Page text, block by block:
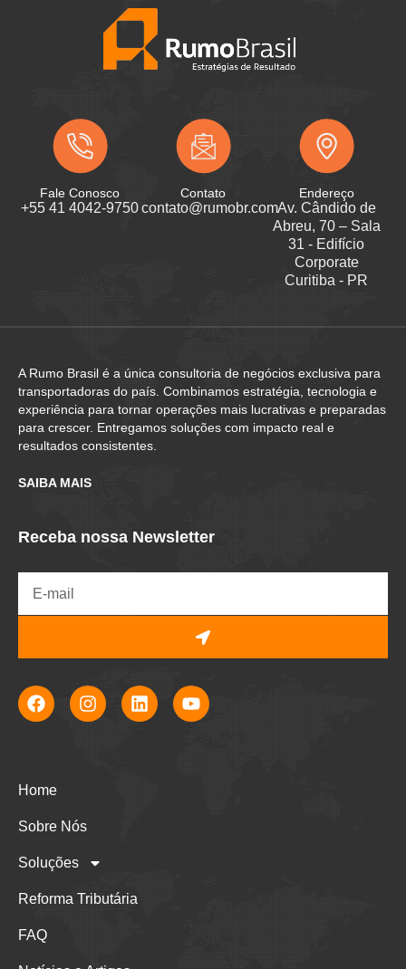
Fale Conosco
+55 41 4042-9750
Contato
contato@rumobr.com
Endereço
Av. Cândido de
Abreu, 70 – Sala
31 - Edifício
Corporate
Curitiba - PR
A Rumo Brasil é a única consultoria de negócios exclusiva para
transportadoras do país. Combinamos estratégia, tecnologia e
experiência para tornar operações mais lucrativas e preparadas
para crescer. Entregamos soluções com impacto real e
resultados consistentes.
SAIBA MAIS
Receba nossa Newsletter
Home
Sobre Nós
Soluções
Reforma Tributária
FAQ